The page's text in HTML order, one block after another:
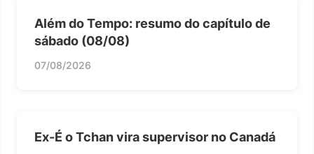
Além do Tempo: resumo do capítulo de
sábado (08/08)
07/08/2026
Ex-É o Tchan vira supervisor no Canadá